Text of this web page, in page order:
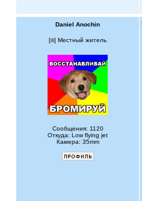
Daniel Anochin
[ ] Местный житель
Сообщения: 1120
Откуда: Low flying jet
Камера: 35mm